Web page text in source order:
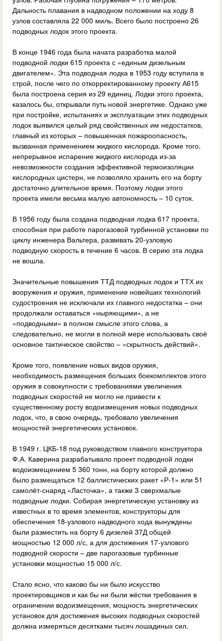
Дальность плавания в надводном положении на ходу 8
узлов составляла 22 000 миль. Всего было построено 26
подводных лодок этого проекта.
В конце 1946 года была начата разработка малой
подводной лодки 615 проекта с «единым дизельным
двигателем». Эта подводная лодка в 1953 году вступила в
строй, после чего по откорректированному проекту А615
была построена серия из 29 единиц. Лодки этого проекта,
казалось бы, открывали путь новой энергетике. Однако уже
при постройке, испытаниях и эксплуатации этих подводных
лодок выявился целый ряд свойственных им недостатков,
главный из которых – повышенная пожароопасность,
вызванная применением жидкого кислорода. Кроме того,
непрерывное испарение жидкого кислорода из-за
невозможности создания эффективной термоизоляции
кислородных цистерн, не позволяло хранить его на борту
достаточно длительное время. Поэтому лодки этого
проекта имели весьма малую автономность – 10 суток.
В 1956 году была создана подводная лодка 617 проекта,
способная при работе парогазовой турбинной установки по
циклу инженера Вальтера, развивать 20-узловую
подводную скорость в течение 6 часов. В серию эта лодка
не вошла.
Значительные повышения ТТД подводных лодок и ТТХ их
вооружения и оружия, применение новейших технологий
судостроения не исключали их главного недостатка – они
продолжали оставаться «ныряющими», а не
«подводными» в полном смысле этого слова, а
следовательно, не могли в полной мере использовать своё
основное тактическое свойство – «скрытность действий».
Кроме того, появление новых видов оружия,
необходимость размещения больших боекомплектов этого
оружия в совокупности с требованиями увеличения
подводных скоростей не могло не привести к
существенному росту водоизмещения новых подводных
лодок, что, в свою очередь, требовало увеличения
мощностей энергетических установок.
В 1949 г. ЦКБ-18 под руководством главного конструктора
Ф.А. Каверина разрабатывало проект подводной лодки
водоизмещением 5 360 тонн, на борту которой должно
было размещаться 12 баллистических ракет «Р-1» или 51
самолёт-снаряд «Ласточка», а также 3 сверхмалые
подводные лодки. Собирая энергетическую установку из
известных в то время элементов, конструкторы для
обеспечения 18-узлового надводного хода вынуждены
были разместить на борту 6 дизелей 37Д общей
мощностью 12 000 л/с, а для достижения 17-узлового
подводной скорости – две парогазовые турбинные
установки мощностью 15 000 л/с.
Стало ясно, что каково бы ни было искусство
проектировщиков и как бы ни были жёстки требования в
ограничении водоизмещения, мощность энергетических
установок для достижения высоких подводных скоростей
должна измеряться десятками тысяч лошадиных сил.